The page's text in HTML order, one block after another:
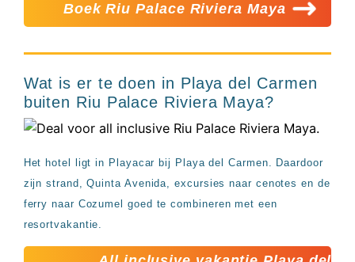
Boek Riu Palace Riviera Maya
Wat is er te doen in Playa del Carmen
buiten Riu Palace Riviera Maya?
Het hotel ligt in Playacar bij Playa del Carmen. Daardoor
zijn strand, Quinta Avenida, excursies naar cenotes en de
ferry naar Cozumel goed te combineren met een
resortvakantie.